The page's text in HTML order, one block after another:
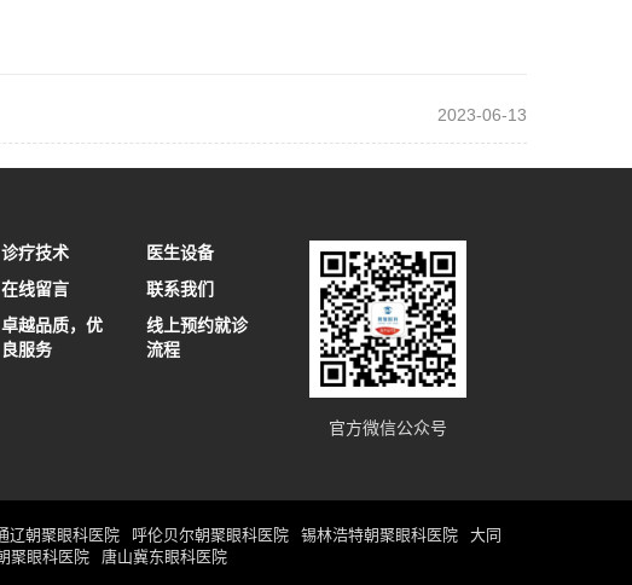
2023-06-13
诊疗技术
医生设备
在线留言
联系我们
卓越品质，优
良服务
线上预约就诊
流程
官方微信公众号
辽朝聚眼科医院 呼伦贝尔朝聚眼科医院 锡林浩特朝聚眼科医院
大同
聚眼科医院 唐山冀东眼科医院